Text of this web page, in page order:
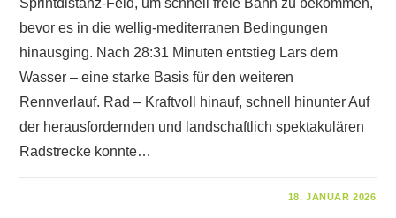
Sprintdistanz-Feld, um schnell freie Bahn zu bekommen,
bevor es in die wellig-mediterranen Bedingungen
hinausging. Nach 28:31 Minuten entstieg Lars dem
Wasser – eine starke Basis für den weiteren
Rennverlauf. Rad – Kraftvoll hinauf, schnell hinunter Auf
der herausfordernden und landschaftlich spektakulären
Radstrecke konnte…
18. JANUAR 2026